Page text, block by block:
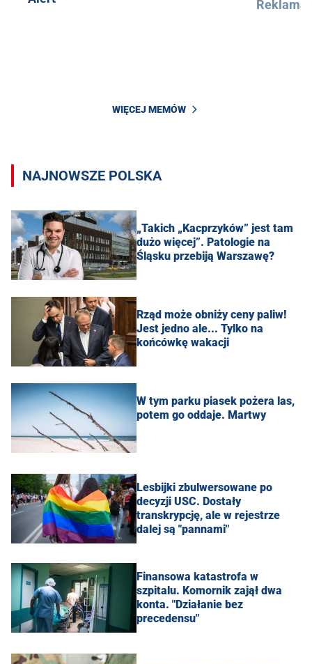
Reklama
WIĘCEJ MEMÓW
NAJNOWSZE POLSKA
„Takich „Kacprzyków” jest tam
dużo więcej”. Patologie na
Śląsku przebiją Warszawę?
Rząd może obniży ceny paliw!
Jest jedno ale... Tylko na
końcówkę wakacji
W tym parku piasek pożera las,
potem go oddaje. Martwy
Lesbijki zbulwersowane po
decyzji USC. Dostały
transkrypcję, ale w rejestrze
dalej są "pannami"
Finansowa katastrofa w
szpitalu. Komornik zajął dwa
konta. "Działanie bez
precedensu"